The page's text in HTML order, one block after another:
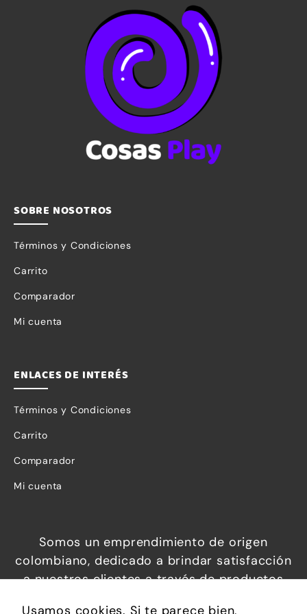
SOBRE NOSOTROS
Términos y Condiciones
Carrito
Comparador
Mi cuenta
ENLACES DE INTERÉS
Términos y Condiciones
Carrito
Comparador
Mi cuenta
Somos un emprendimiento de origen
colombiano, dedicado a brindar satisfacción
a nuestros clientes a través de productos
Usamos cookies. Si te parece bien,
Necesarias
Estas